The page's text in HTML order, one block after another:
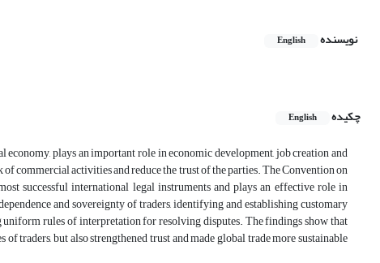
نویسنده English
چکیده
English
plays an important role in economic development, job creation and
commercial activities and reduce the trust of the parties. The Convention on
successful international legal instruments and plays an effective role in
and sovereignty of traders, identifying and establishing customary
rules of interpretation for resolving disputes. The findings show that
traders, but also strengthened trust and made global trade more sustainable